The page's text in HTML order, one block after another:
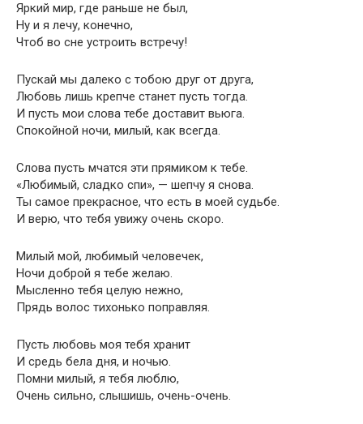
Яркий мир, где раньше не был,
Ну и я лечу, конечно,
Чтоб во сне устроить встречу!
Пускай мы далеко с тобою друг от друга,
Любовь лишь крепче станет пусть тогда.
И пусть мои слова тебе доставит вьюга.
Спокойной ночи, милый, как всегда.
Слова пусть мчатся эти прямиком к тебе.
«Любимый, сладко спи», — шепчу я снова.
Ты самое прекрасное, что есть в моей судьбе.
И верю, что тебя увижу очень скоро.
Милый мой, любимый человечек,
Ночи доброй я тебе желаю.
Мысленно тебя целую нежно,
Прядь волос тихонько поправляя.
Пусть любовь моя тебя хранит
И средь бела дня, и ночью.
Помни милый, я тебя люблю,
Очень сильно, слышишь, очень-очень.